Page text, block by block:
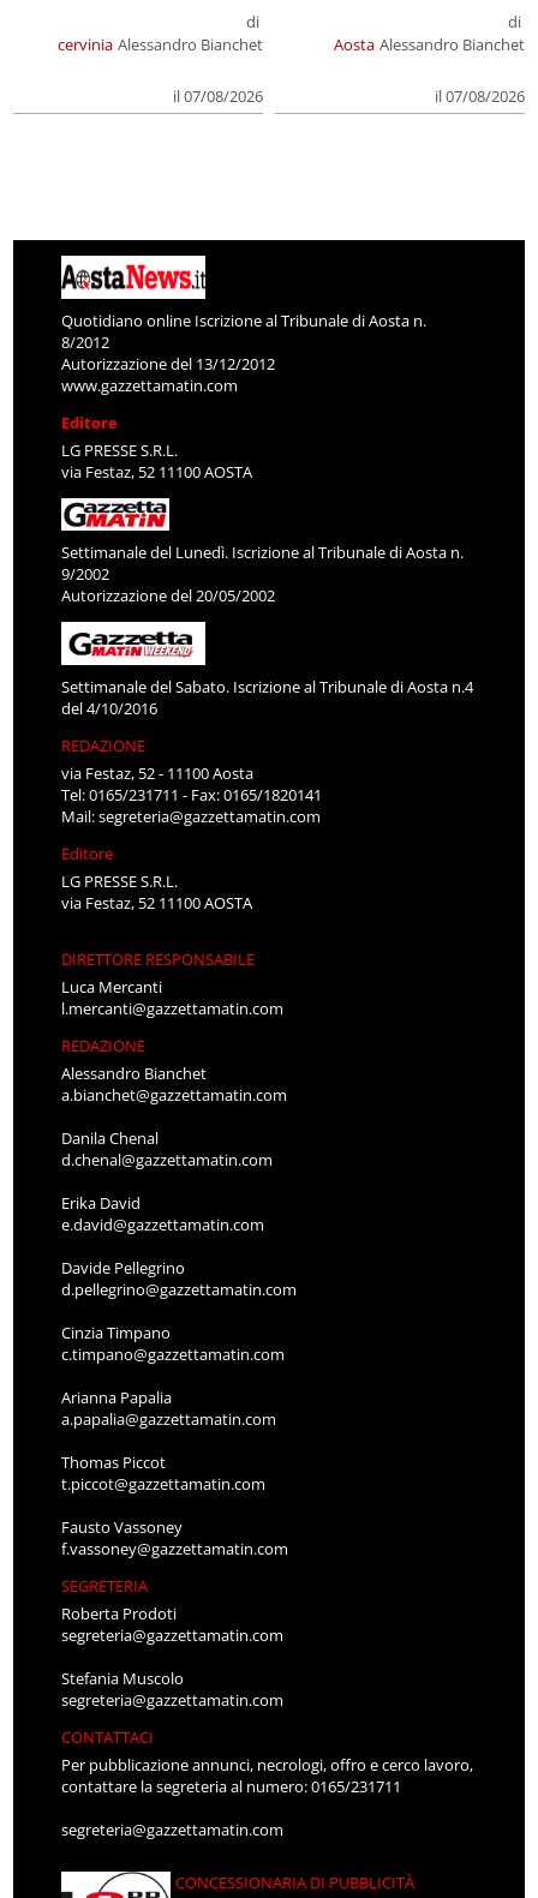
cervinia
di
Alessandro Bianchet
il 07/08/2026
Aosta
di
Alessandro Bianchet
il 07/08/2026
Quotidiano online Iscrizione al Tribunale di Aosta n.
8/2012
Autorizzazione del 13/12/2012
www.gazzettamatin.com
Editore
LG PRESSE S.R.L.
via Festaz, 52 11100 AOSTA
Settimanale del Lunedì. Iscrizione al Tribunale di Aosta n.
9/2002
Autorizzazione del 20/05/2002
Settimanale del Sabato. Iscrizione al Tribunale di Aosta n.4
del 4/10/2016
REDAZIONE
via Festaz, 52 - 11100 Aosta
Tel: 0165/231711 - Fax: 0165/1820141
Mail:segreteria@gazzettamatin.com
Editore
LG PRESSE S.R.L.
via Festaz, 52 11100 AOSTA
DIRETTORE RESPONSABILE
Luca Mercanti
l.mercanti@gazzettamatin.com
REDAZIONE
Alessandro Bianchet
a.bianchet@gazzettamatin.com
Danila Chenal
d.chenal@gazzettamatin.com
Erika David
e.david@gazzettamatin.com
Davide Pellegrino
d.pellegrino@gazzettamatin.com
Cinzia Timpano
c.timpano@gazzettamatin.com
Arianna Papalia
a.papalia@gazzettamatin.com
Thomas Piccot
t.piccot@gazzettamatin.com
Fausto Vassoney
f.vassoney@gazzettamatin.com
SEGRETERIA
Roberta Prodoti
segreteria@gazzettamatin.com
Stefania Muscolo
segreteria@gazzettamatin.com
CONTATTACI
Per pubblicazione annunci, necrologi, offro e cerco lavoro,
contattare la segreteria al numero: 0165/231711
segreteria@gazzettamatin.com
CONCESSIONARIA DI PUBBLICITÀ